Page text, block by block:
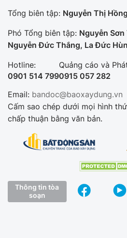
Tổng biên tập: Nguyễn Thị
Phó Tổng biên tập: Nguyễn Sơn
Nguyễn Đức Thắng, La Đức
Hotline:
0901 514 799
Quảng cáo và
0915 057 282
Email: bandoc@baoxaydung.vn
Cấm sao chép dưới mọi hình
chấp thuận bằng văn bản.
Thông tin tòa
soạn